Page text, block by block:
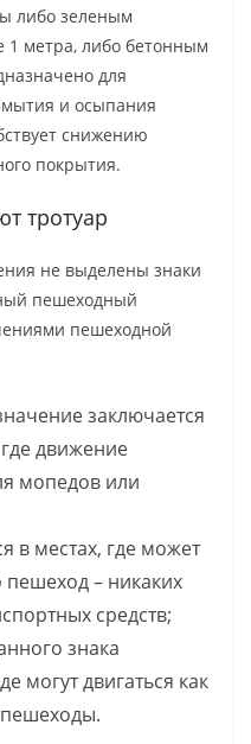
либо зеленым
метра, либо бетонным
для
и осыпания
снижению
покрытия.
тротуар
не выделены знаки
пешеходный
пешеходной
заключается
движение
мопедов или
в местах, где может
– никаких
средств;
знака
могут двигаться как
пешеходы.